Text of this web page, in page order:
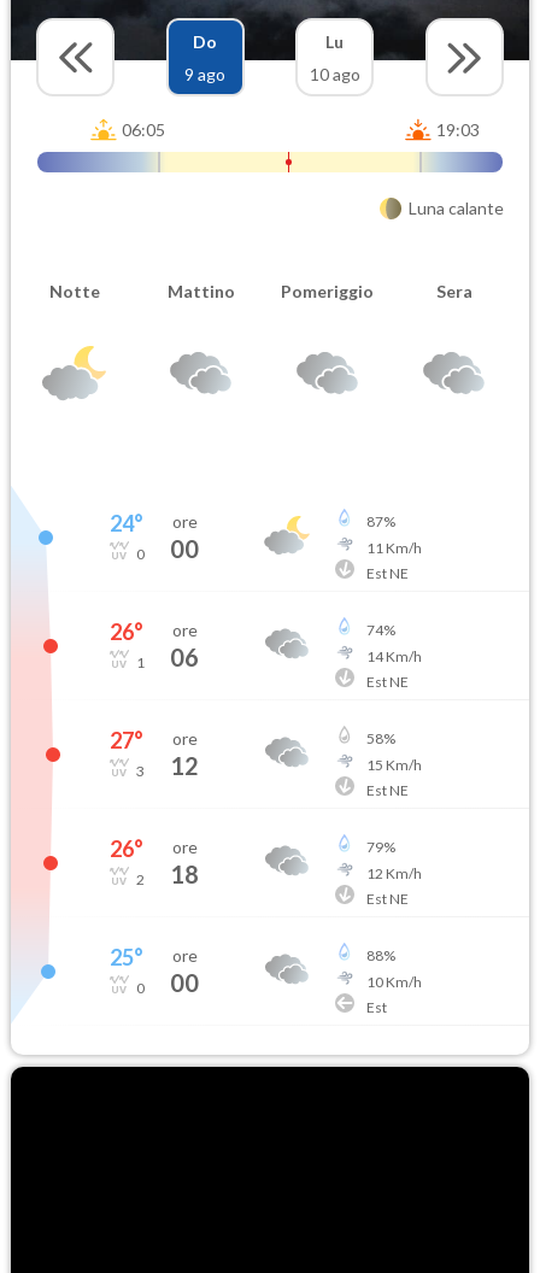
Do
9 ago
Lu
10 ago
06:05 19:03
Luna calante
Notte Mattino Pomeriggio Sera
24°
0
ore
00
87%
11 Km/h
Est NE
26°
1
ore
06
74%
14Km/h
Est NE
27°
3
ore
12
58%
15 Km/h
Est NE
26°
2
ore
18
79%
12 Km/h
Est NE
25°
0
ore
00
88%
10Km/h
Est